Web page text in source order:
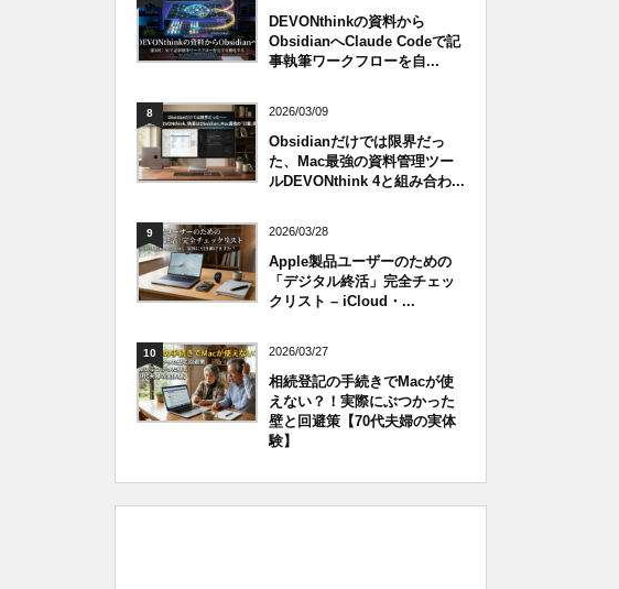
DEVONthinkの資料から
ObsidianへClaude Codeで記
事執筆ワークフローを自...
8 2026/03/09
Obsidianだけでは限界だっ
た、Mac最強の資料管理ツー
ルDEVONthink 4と組み合わ...
9 2026/03/28
Apple製品ユーザーのための
「デジタル終活」完全チェッ
クリスト – iCloud・...
10 2026/03/27
相続登記の手続きでMacが使
えない？！実際にぶつかった
壁と回避策【70代夫婦の実体
験】